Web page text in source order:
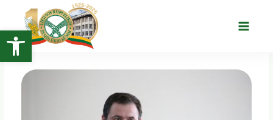
Open toolbar
turinio
Main